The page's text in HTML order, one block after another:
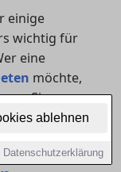
ablehnen
Datenschutzerklärung
einige
wichtig für
eine
möchte,
Sie
und den